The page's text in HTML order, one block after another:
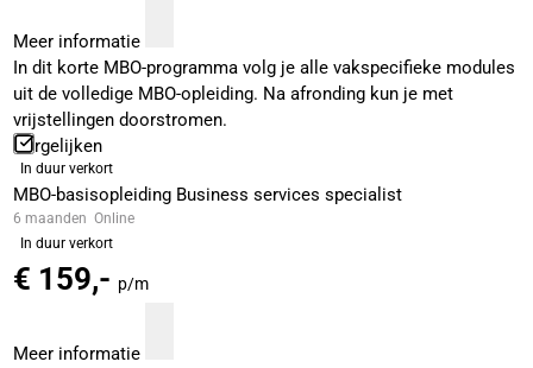
Meer informatie
In dit korte MBO-programma volg je alle vakspecifieke modules
uit de volledige MBO-opleiding. Na afronding kun je met
vrijstellingen doorstromen.
Vergelijken
In duur verkort
MBO-basisopleiding Business services specialist
6 maanden Online
In duur verkort
€ 159,- p/m
Meer informatie